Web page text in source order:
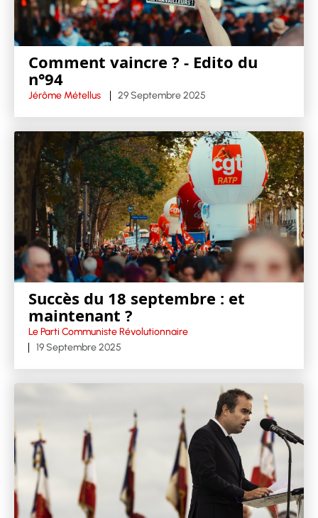
Comment vaincre ? - Edito du
n°94
Jérôme Métellus 29 Septembre 2025
Succès du 18 septembre : et
maintenant ?
Le Parti Communiste Révolutionnaire
19 Septembre 2025